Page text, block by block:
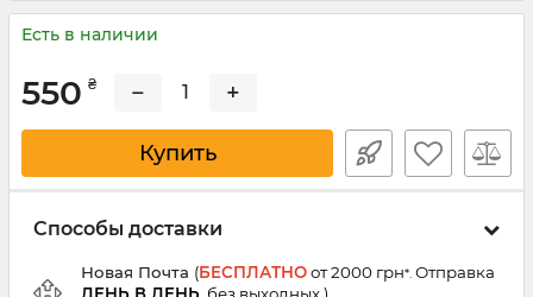
Есть в наличии
550 ₴ − +
Купить
Способы доставки
Новая Почта (БЕСПЛАТНОот 2000 грн*. Отправка